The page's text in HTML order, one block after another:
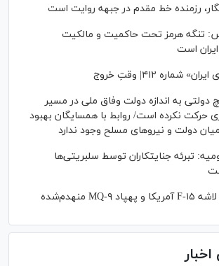
رزمنده خط مقدم در جبهه روایت است
تنگه هرمز تحت حاکمیت و مالکیت
است
شماره ۴۱۲| وقتِ خروج
دولتی به اندازه دولت وفاق ملی در مسیر
حرکت نکرده است/ روابط با همسایگان بهبود
دولت و نیروهای مسلح وجود ندارد
تبرئه جنایتکاران توسط سلبریتی‌ها
اولین تصاویر لاشه F-۱۵ آمریکا و پهپاد MQ-۹ منهدم‌شده
اخبار